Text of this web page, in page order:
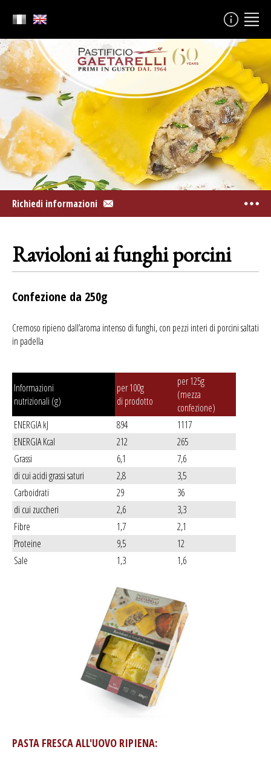
Richiedi informazioni
Ravioloni ai funghi porcini
Confezione da 250g
Cremoso ripieno dall’aroma intenso di funghi, con pezzi interi di porcini saltati
in padella
Informazioni
nutrizionali (g)
per 100g
di prodotto
per 125g
(mezza
confezione)
ENERGIA kJ
894
1117
ENERGIA Kcal
212
265
Grassi
6,1
7,6
di cui acidi grassi saturi
2,8
3,5
Carboidrati
29
36
di cui zuccheri
2,6
3,3
Fibre
1,7
2,1
Proteine
9,5
12
Sale
1,3 1,6
PASTA FRESCA ALL'UOVO RIPIENA: